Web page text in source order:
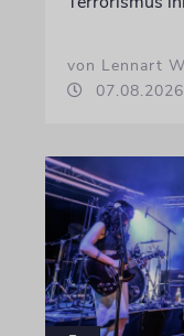
von Lennart
07.08.2026